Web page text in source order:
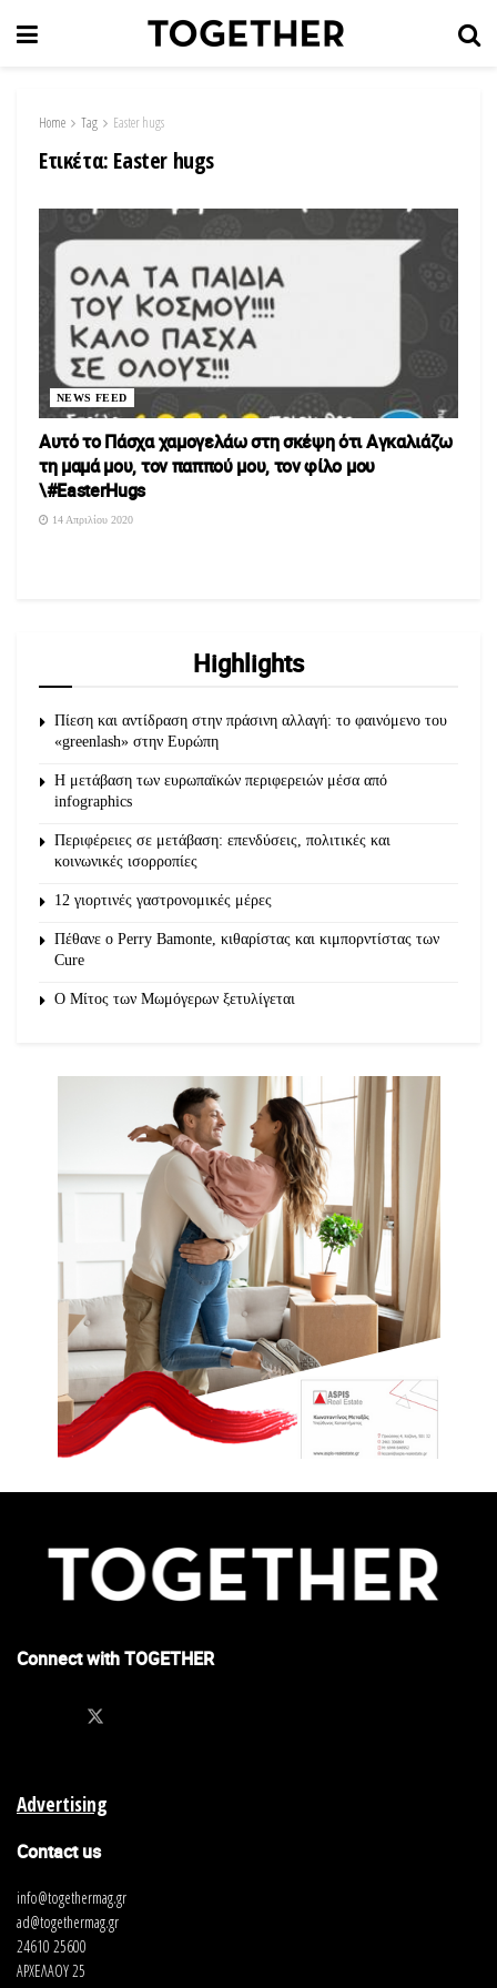
Home Tag Easter hugs
Ετικέτα: Easter hugs
NEWS FEED
Αυτό το Πάσχα χαμογελάω στη σκέψη ότι Αγκαλιάζω
τη μαμά μου, τον παππού μου, τον φίλο μου
\#EasterHugs
14 Απριλίου 2020
Highlights
Πίεση και αντίδραση στην πράσινη αλλαγή: το φαινόμενο του
«greenlash» στην Ευρώπη
Η μετάβαση των ευρωπαϊκών περιφερειών μέσα από
infographics
Περιφέρειες σε μετάβαση: επενδύσεις, πολιτικές και
κοινωνικές ισορροπίες
12 γιορτινές γαστρονομικές μέρες
Πέθανε ο Perry Bamonte, κιθαρίστας και κιμπορντίστας των
Cure
O Μίτος των Μωμόγερων ξετυλίγεται
Connect with TOGETHER
Advertising
Contact us
info@togethermag.gr
ad@togethermag.gr
24610 25600
ΑΡΧΕΛΑΟΥ 25